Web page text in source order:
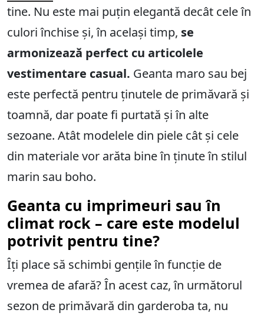
tine. Nu este mai puțin elegantă decât cele în
culori închise și, în același timp, se
armonizează perfect cu articolele
vestimentare casual. Geanta maro sau bej
este perfectă pentru ținutele de primăvară și
toamnă, dar poate fi purtată și în alte
sezoane. Atât modelele din piele cât și cele
din materiale vor arăta bine în ținute în stilul
marin sau boho.
Geanta cu imprimeuri sau în
climat rock – care este modelul
potrivit pentru tine?
Îți place să schimbi gențile în funcție de
vremea de afară? În acest caz, în următorul
sezon de primăvară din garderoba ta, nu